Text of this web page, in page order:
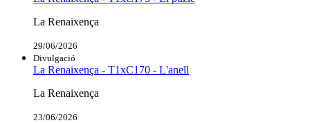
La Renaixença
29/06/2026
Divulgació
La Renaixença - T1xC170 - L'anell
La Renaixença
23/06/2026